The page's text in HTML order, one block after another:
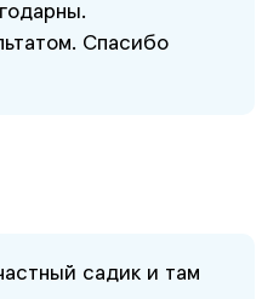
Спасибо
садик и там